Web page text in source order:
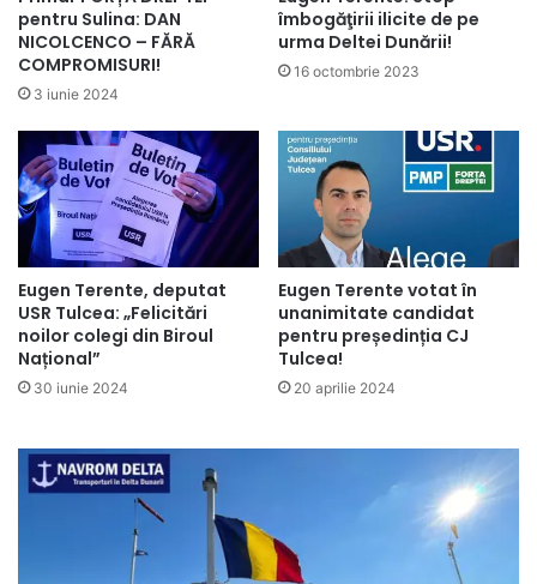
pentru Sulina: DAN
NICOLCENCO – FĂRĂ
COMPROMISURI!
3 iunie 2024
îmbogăţirii ilicite de pe
urma Deltei Dunării!
16 octombrie 2023
Eugen Terente, deputat
USR Tulcea: „Felicitări
noilor colegi din Biroul
Național”
30 iunie 2024
Eugen Terente votat în
unanimitate candidat
pentru președinția CJ
Tulcea!
20 aprilie 2024